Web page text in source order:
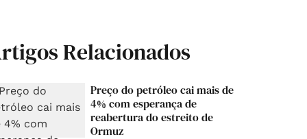
Relacionados
Preço do petróleo cai mais de
4% com esperança de
reabertura do estreito de
Ormuz